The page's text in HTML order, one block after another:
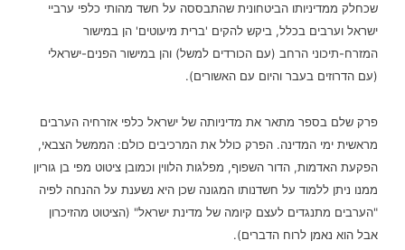
שכחלק ממדיניותו הביטחונית שהתבססה על חשד מהותי כלפי ערביי
ישראל וערבים בכלל, ביקש להקים 'ברית מיעוטים' הן במישור
המזרח-תיכוני הרחב (עם הכורדים למשל) והן במישור הפנים-ישראלי
(עם הדרוזים בעבר והיום עם האשורים).
פרק שלם בספר מתאר את מדיניותה של ישראל כלפי אזרחיה הערבים
מראשית ימי המדינה. הפרק כולל את המרכיבים כולם: הממשל הצבאי,
הפקעת האדמות, הדור השפוף, מפלגות הלווין וכמובן ציטוט מפי בן גוריון
ממנו ניתן ללמוד על חשדנותו המגונה שכן היא נשענת על ההנחה לפיה
"הערבים מתנגדים לעצם קיומה של מדינת ישראל" (הציטוט מהזיכרון
אבל הוא נאמן לרוח הדברים).